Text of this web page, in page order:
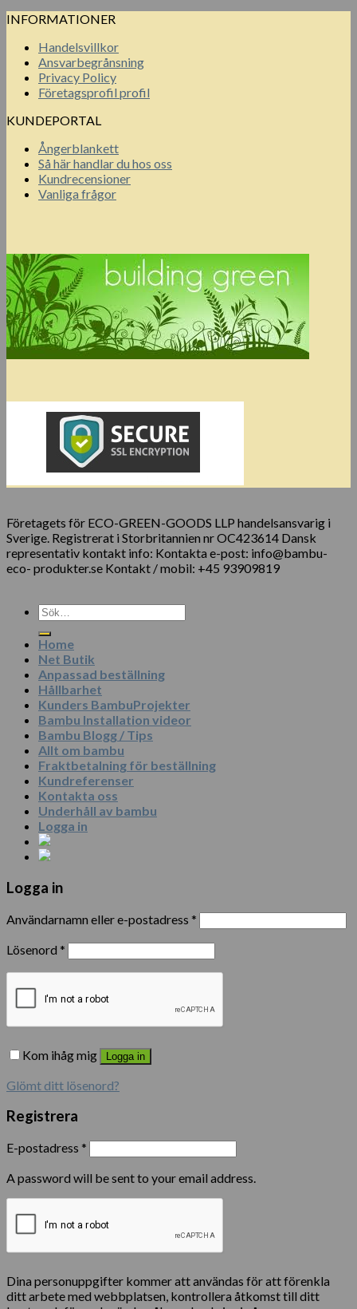
INFORMATIONER
Handelsvillkor
Ansvarbegrånsning
Privacy Policy
Företagsprofil profil
KUNDEPORTAL
Ångerblankett
Så här handlar du hos oss
Kundrecensioner
Vanliga frågor
Företagets för ECO-GREEN-GOODS LLP handelsansvarig i
Sverige. Registrerat i Storbritannien nr OC423614 Dansk
representativ kontakt info: Kontakta e-post: info@bambu-
eco- produkter.se Kontakt / mobil: +45 93909819
Sök
efter:
Home
Net Butik
Anpassad beställning
Hållbarhet
Kunders BambuProjekter
Bambu Installation videor
Bambu Blogg / Tips
Allt om bambu
Fraktbetalning för beställning
Kundreferenser
Kontakta oss
Underhåll av bambu
Logga in
Logga in
Användarnamn eller e-postadress *
Lösenord *
Kom ihåg mig Logga in
Glömt ditt lösenord?
Registrera
E-postadress *
A password will be sent to your email address.
Dina personuppgifter kommer att användas för att förenkla
ditt arbete med webbplatsen, kontrollera åtkomst till ditt